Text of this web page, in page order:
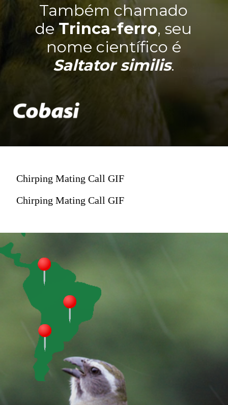
Também chamado
deTrinca-ferro, seu
nome científico é
Saltator similis.
Chirping Mating Call GIF
Chirping Mating Call GIF